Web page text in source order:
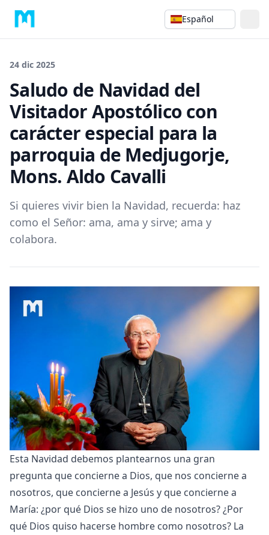
Español
24 dic 2025
Saludo de Navidad del
Visitador Apostólico con
carácter especial para la
parroquia de Medjugorje,
Mons. Aldo Cavalli
Si quieres vivir bien la Navidad, recuerda: haz
como el Señor: ama, ama y sirve; ama y
colabora.
Esta Navidad debemos plantearnos una gran
pregunta que concierne a Dios, que nos concierne a
nosotros, que concierne a Jesús y que concierne a
María: ¿por qué Dios se hizo uno de nosotros? ¿Por
qué Dios quiso hacerse hombre como nosotros? La